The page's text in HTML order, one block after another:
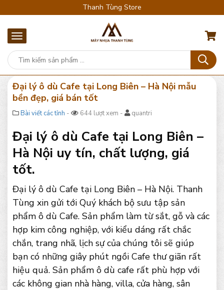
Thanh Tùng Store
Đại lý ô dù Cafe tại Long Biên – Hà Nội mẫu
bền đẹp, giá bán tốt
Bài viết các tỉnh - 644 lượt xem - quantri
Đại lý ô dù Cafe tại Long Biên –
Hà Nội uy tín, chất lượng, giá
tốt.
Đại lý ô dù Cafe tại Long Biên – Hà Nội. Thanh
Tùng xin gửi tới Quý khách bộ sưu tập sản
phẩm ô dù Cafe. Sản phẩm làm từ sắt, gỗ và các
hợp kim công nghiệp, với kiểu dáng rất chắc
chắn, trang nhã, lịch sự của chúng tôi sẽ giúp
bạn có những giây phút ngồi Cafe thư giãn rất
hiệu quả. Sản phẩm ô dù cafe rất phù hợp với
các không gian nhà hàng, villa, cửa hàng, sân